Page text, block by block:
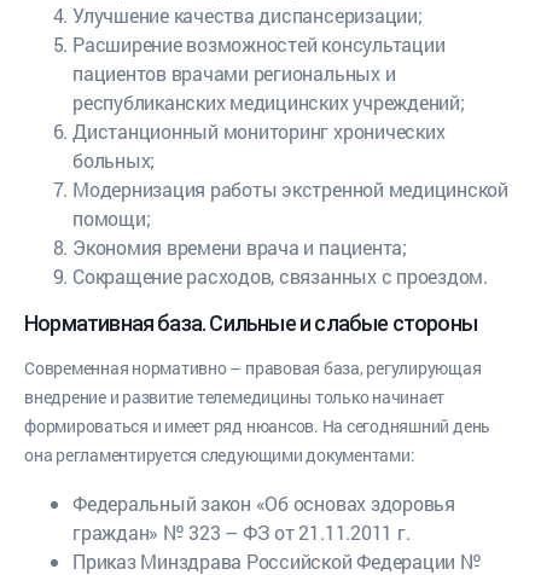
Улучшение качества диспансеризации;
Расширение возможностей консультации
пациентов врачами региональных и
республиканских медицинских учреждений;
Дистанционный мониторинг хронических
больных;
Модернизация работы экстренной медицинской
помощи;
Экономия времени врача и пациента;
Сокращение расходов, связанных с проездом.
Нормативная база. Сильные и слабые стороны
Современная нормативно – правовая база, регулирующая
внедрение и развитие телемедицины только начинает
формироваться и имеет ряд нюансов. На сегодняшний день
она регламентируется следующими документами:
Федеральный закон «Об основах здоровья
граждан» № 323 – ФЗ от 21.11.2011 г.
Приказ Минздрава Российской Федерации №